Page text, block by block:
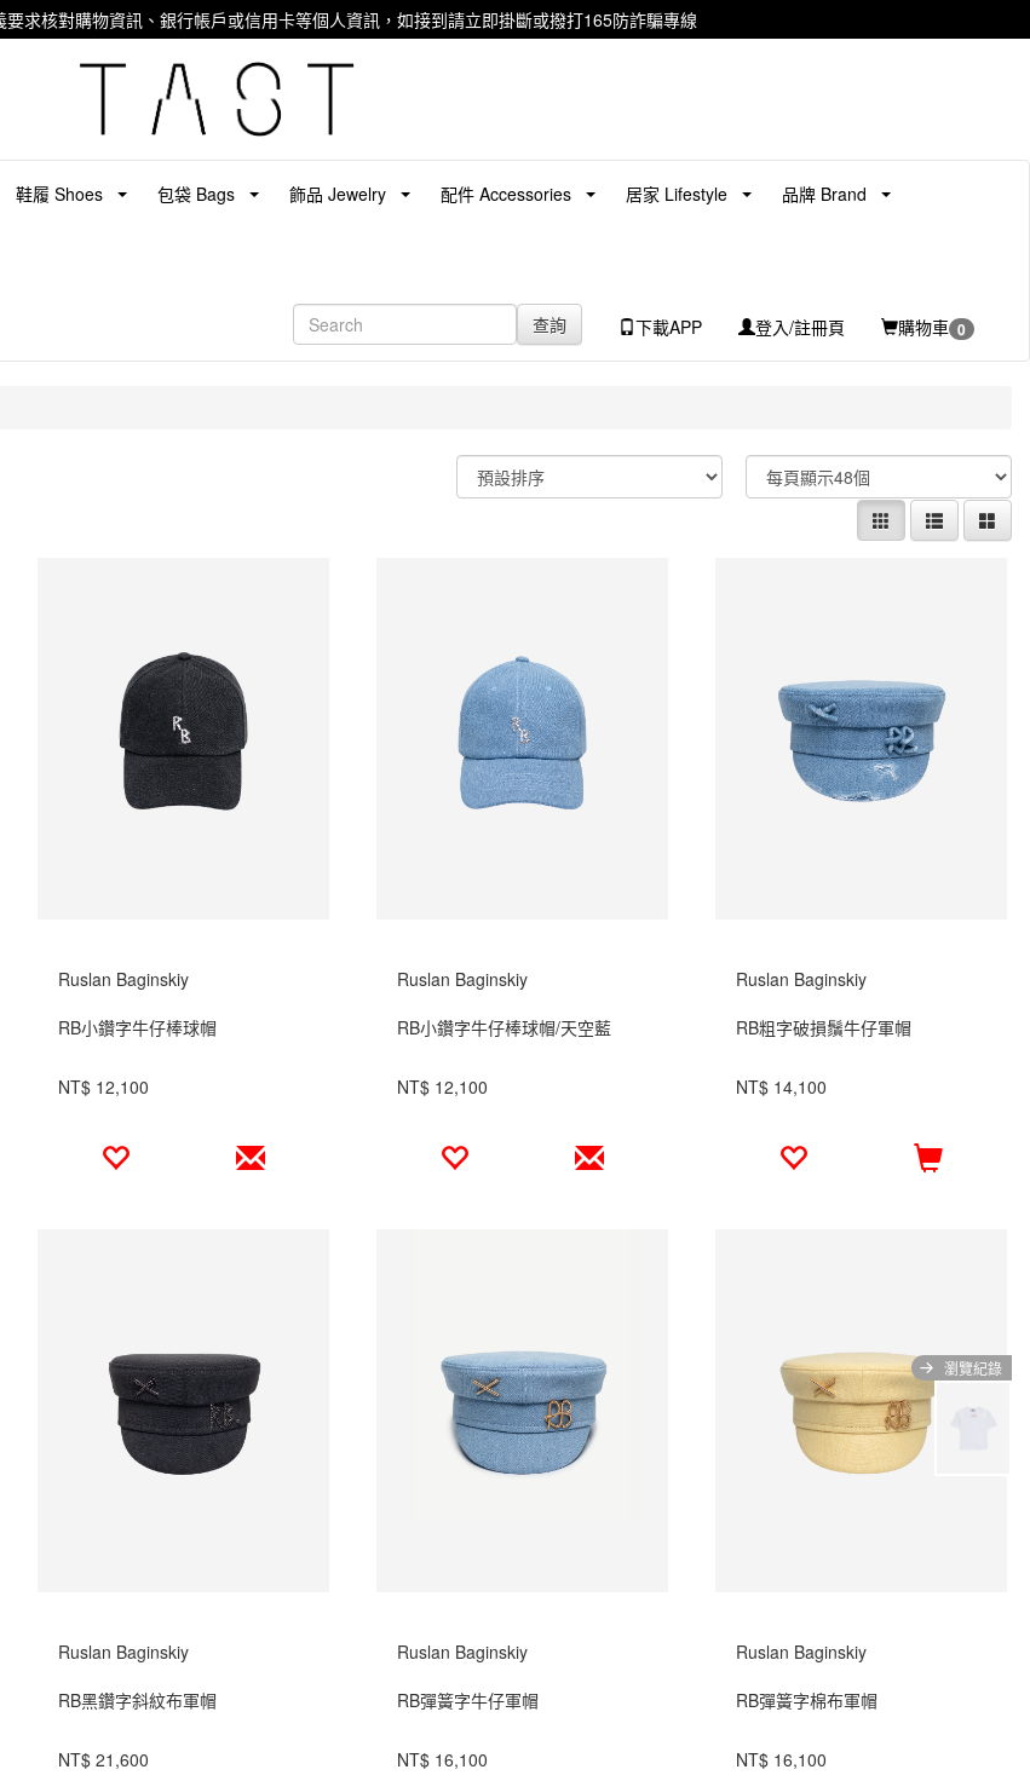
求核對購物資訊、銀行帳戶或信用卡等個人資訊，如接到請立即掛斷或撥打165防詐騙專線
鞋履 Shoes 包袋 Bags 飾品 Jewelry 配件 Accessories 居家 Lifestyle 品牌 Brand
下載APP 登入/註冊頁 購物車 0
查詢
Ruslan Baginskiy
RB小鑽字牛仔棒球帽
NT$ 12,100
Ruslan Baginskiy
RB小鑽字牛仔棒球帽/天空藍
NT$ 12,100
Ruslan Baginskiy
RB粗字破損鬚牛仔軍帽
NT$ 14,100
Ruslan Baginskiy
RB黑鑽字斜紋布軍帽
NT$ 21,600
Ruslan Baginskiy
RB彈簧字牛仔軍帽
NT$ 16,100
Ruslan Baginskiy
RB彈簧字棉布軍帽
NT$ 16,100
瀏覽紀錄